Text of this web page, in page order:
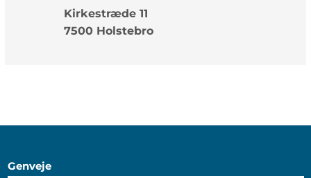
Kirkestræde 11
7500 Holstebro
Genveje